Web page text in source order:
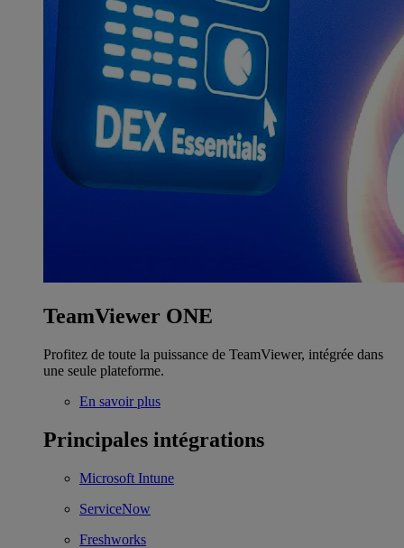
TeamViewer ONE
Profitez de toute la puissance de TeamViewer, intégrée dans
une seule plateforme.
En savoir plus
Principales intégrations
Microsoft Intune
ServiceNow
Freshworks